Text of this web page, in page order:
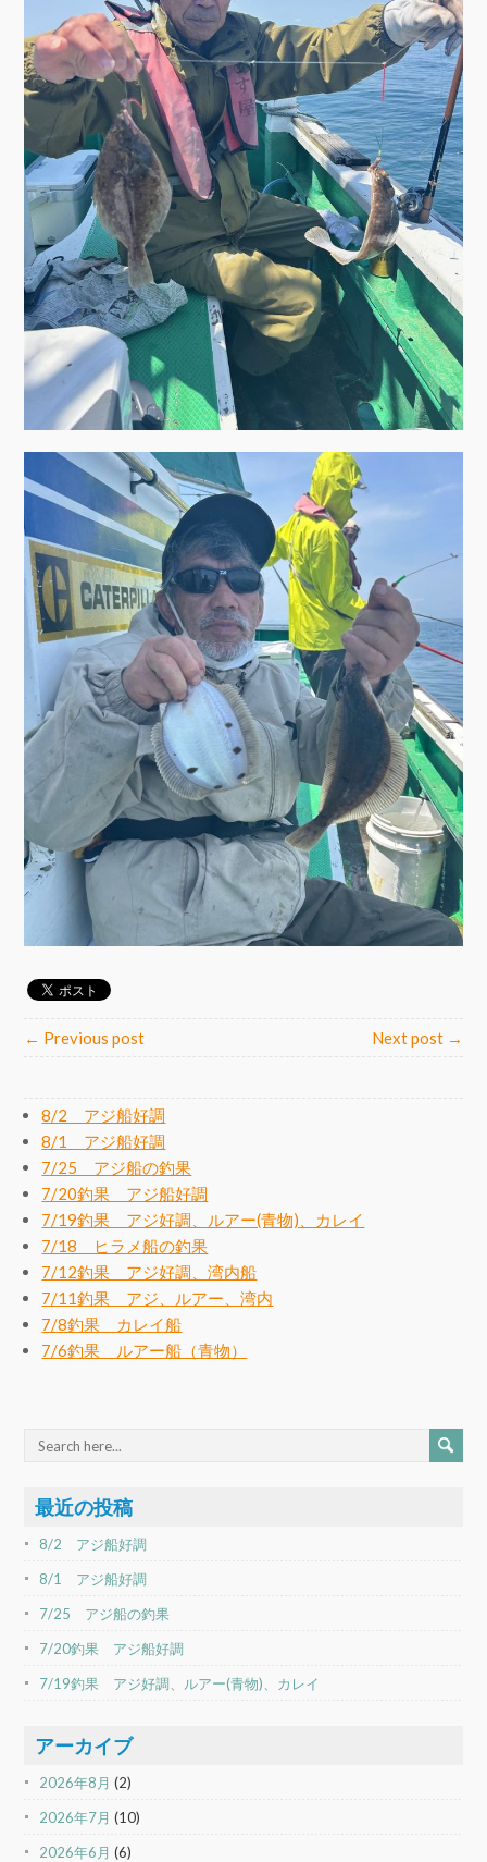
← Previous post Next post →
8/2 アジ船好調
8/1 アジ船好調
7/25 アジ船の釣果
7/20釣果 アジ船好調
7/19釣果 アジ好調、ルアー(青物)、カレイ
7/18 ヒラメ船の釣果
7/12釣果 アジ好調、湾内船
7/11釣果 アジ、ルアー、湾内
7/8釣果 カレイ船
7/6釣果 ルアー船（青物）
最近の投稿
8/2 アジ船好調
8/1 アジ船好調
7/25 アジ船の釣果
7/20釣果 アジ船好調
7/19釣果 アジ好調、ルアー(青物)、カレイ
アーカイブ
2026年8月 (2)
2026年7月 (10)
2026年6月 (6)